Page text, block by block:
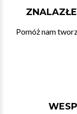
Pomóż nam